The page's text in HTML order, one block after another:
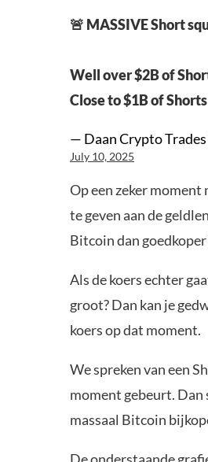
🚨 MASSIVE Short
Well over $2B of
Close to $1B of
— Daan Crypto
July 10, 2025
Op een zeker
te geven aan de
Bitcoin dan
Als de koers echter
groot? Dan kan je
koers op dat moment.
We spreken van een
moment gebeurt.
massaal Bitcoin